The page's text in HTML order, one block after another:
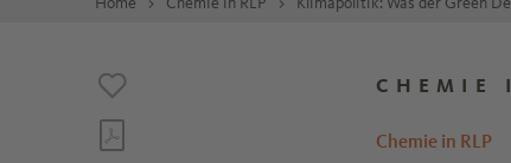
CHEMIE
Chemie in RLP